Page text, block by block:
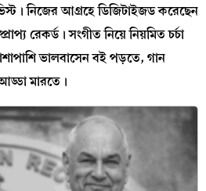
নিজের আগ্রহে ডিজিটাইজড করেছেন
রেকর্ড। সংগীত নিয়ে নিয়মিত চর্চা
ভালবাসেন বই পড়তে, গান
মারতে।